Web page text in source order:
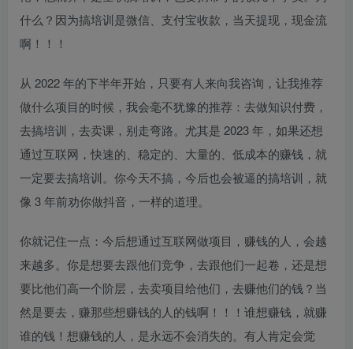
什么？因为搞培训是微信、支付宝收款，当天提现，现金流
啊！！！
从 2022 年的下半年开始，只要有人来向我咨询，让我推荐
做什么项目的时候，我会毫不犹豫的推荐：去做知识付费，
去搞培训，去卖课，别走弯路。尤其是 2023 年，如果还想
通过互联网，快速的、稳定的、大量的、低成本的赚钱，就
一定要去搞培训。你今天不搞，今后也会被逼的搞培训，就
像 3 年前劝你做抖音，一样的道理。
你就记住一点：今后想通过互联网做项目，赚钱的人，会越
来越多。你是想要去跟他们竞争，去跟他们一起卷，还是想
要比他们高一个阶层，去卖项目给他们，去赚他们的钱？当
然是要去，赚那些想赚钱的人的钱啊！！！谁想赚钱，就赚
谁的钱！想赚钱的人，是永远不会消失的。有人肯定会觉